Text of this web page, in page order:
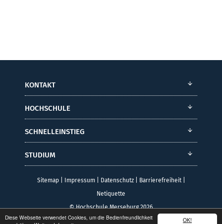
OK!
Diese Webseite verwendet Cookies, um die Bedienfreundlichkeit
KONTAKT
HOCHSCHULE
SCHNELLEINSTIEG
STUDIUM
Sitemap| Impressum| Datenschutz| Barrierefreiheit|
Netiquette
© Hochschule Merseburg 2026